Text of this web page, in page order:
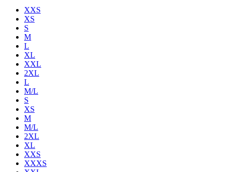
XXS
XS
S
M
L
XL
XXL
2XL
L
M/L
S
XS
M
M/L
2XL
XL
XXS
XXXS